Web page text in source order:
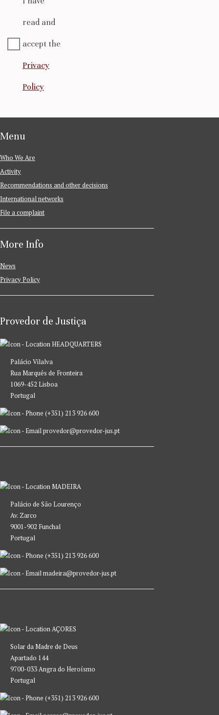
read and
accept the
Privacy
Policy
Menu
Who We Are
Activity
Recommendations and other decisions
International networks
File a complaint
More Info
News
Privacy Policy
Provedor de Justiça
HEADQUARTERS
Palácio Vilalva
Rua Marquês de Fronteira
1069-452 Lisboa
Portugal
(+351) 213 926 600
provedor@provedor-jus.pt
MADEIRA
Palácio de São Lourenço
Av. Zarco
9001-902 Funchal
Portugal
(+351) 213 926 600
madeira@provedor-jus.pt
AÇORES
Solar da Madre de Deus
Apartado 144
9700-033 Angra do Heroísmo
Portugal
(+351) 213 926 600